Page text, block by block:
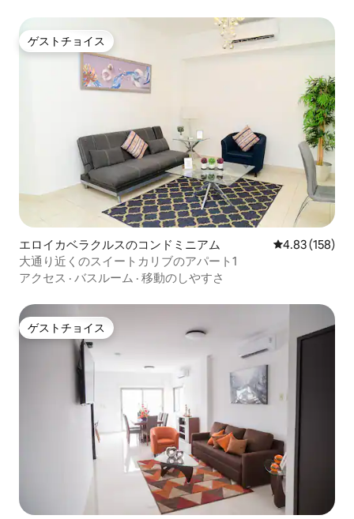
ゲストチョイス
ゲストチョイス
エロイカベラクルスのコンドミニアム レビュー158
4.83 (158)
大通り近くのスイートカリブのアパート1
アクセス · バスルーム · 移動のしやすさ
ゲストチョイス
ゲストチョイス